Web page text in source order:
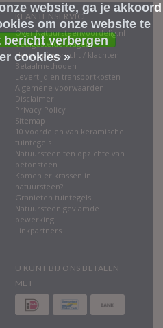
KLANTENSERVICE
Over Natuursteenvoordelig.nl
Veelgestelde vragen
Herroepingsrecht / klachten
Betaalmethoden
Levertijd en transportkosten
Algemene voorwaarden
Disclaimer
Privacy Policy
Sitemap
10 voordelen van keramische
tuintegels
Natuursteen ten opzichte van
betonsteen
Komen er krassen in
natuursteen?
Granieten tuintegels
Natuursteen gevlamde
bewerking
Linkpartners
U KUNT BIJ ONS BETALEN
MET
website, ga je akkoord
om onze website te
bericht verbergen
cookies »